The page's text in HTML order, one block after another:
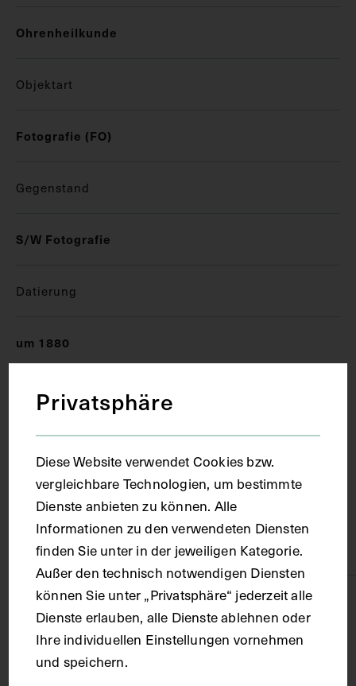
Ohrenheilkunde
Objektart
Fotografie (FO)
Gegenstand
S/W Fotografie
Datierung
um 1880
Karton
Technik
Privatsphäre
Diese Website verwendet Cookies bzw.
vergleichbare Technologien, um bestimmte
Dienste anbieten zu können. Alle
Informationen zu den verwendeten Diensten
finden Sie unter in der jeweiligen Kategorie.
Außer den technisch notwendigen Diensten
können Sie unter „Privatsphäre“ jederzeit alle
Dienste erlauben, alle Dienste ablehnen oder
Ihre individuellen Einstellungen vornehmen
und speichern.